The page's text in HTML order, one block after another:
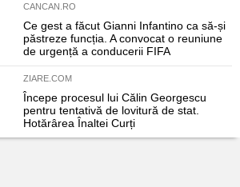
CANCAN.RO
Ce gest a făcut Gianni Infantino ca să-și
păstreze funcția. A convocat o reuniune
de urgență a conducerii FIFA
ZIARE.COM
Începe procesul lui Călin Georgescu
pentru tentativă de lovitură de stat.
Hotărârea Înaltei Curți